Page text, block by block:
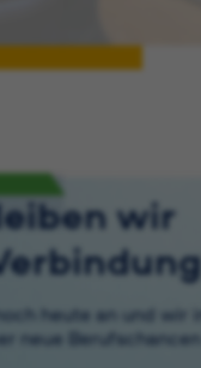
wir
heute an und wir
neue Berufschancen